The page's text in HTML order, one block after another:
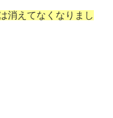
消えてなくなりまし